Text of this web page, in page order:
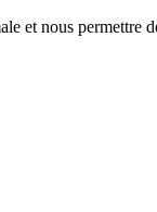
et nous permettre